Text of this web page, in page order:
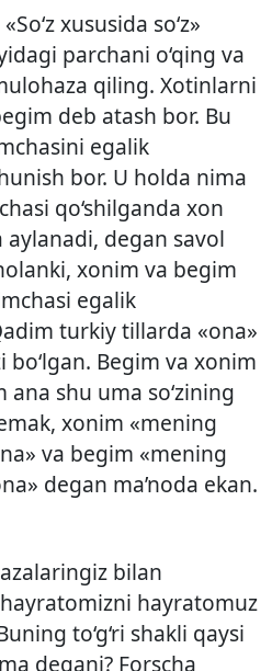
xususida so‘z»
parchani o‘qing va
qiling. Xotinlarni
deb atash bor. Bu
egalik
bor. U holda nima
qo‘shilganda xon
degan savol
xonim va begim
egalik
turkiy tillarda «ona»
bo‘lgan. Begim va xonim
ana shu uma so‘zining
xonim «mening
va begim «mening
degan ma’noda ekan.
bilan
hayratomizni hayratomuz
to‘g‘ri shakli qaysi
degani? Forscha